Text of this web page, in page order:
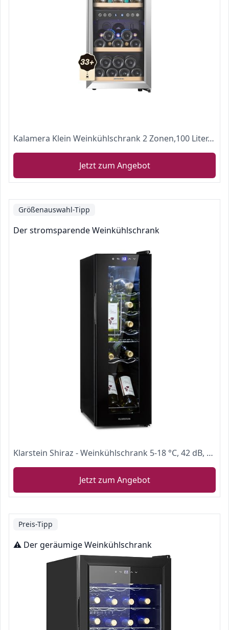
Kalamera Klein Weinkühlschrank 2 Zonen,100 Liter, 33 Flaschen (bis zu 310 mm Höhe), Zwei Temperaturzonen 5-10°C/10-18°C,LED-Display,Edelstahl Glastür,KRC-33BSS
Jetzt zum Angebot
Größenauswahl-Tipp
Der stromsparende Weinkühlschrank
Klarstein Shiraz - Weinkühlschrank 5-18 °C, 42 dB, Soft-Touch-Bedienfeld, Weinschrank mit LED-Beleuchtung, wine fridge freistehend, 3 Regaleinschübe, 32 Liter, für 12 Flaschen Wein, schwarz
Jetzt zum Angebot
Preis-Tipp
⚠️ Der geräumige Weinkühlschrank